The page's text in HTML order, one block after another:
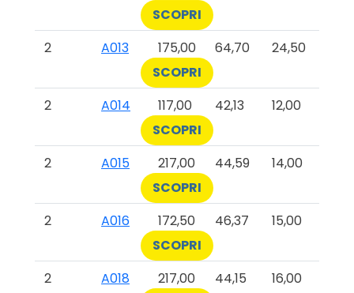
SCOPRI
2
A013 175,00 64,70
24,50
SCOPRI
2
A014 117,00 42,13
12,00
SCOPRI
2
A015 217,00 44,59
14,00
SCOPRI
2
A016 172,50 46,37
15,00
SCOPRI
2
A018 217,00 44,15
16,00